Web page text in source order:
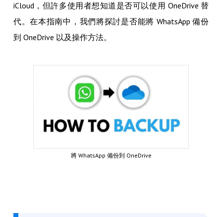
iCloud，但許多使用者想知道是否可以使用 OneDrive 替
代。在本指南中，我們將探討是否能將 WhatsApp 備份
到 OneDrive 以及操作方法。
將 WhatsApp 備份到 OneDrive